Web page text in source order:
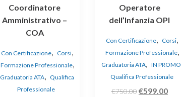
Coordinatore
Amministrativo –
COA
Con Certificazione Corsi
Formazione Professionale,
Graduatoria ATA
Qualifica
Professionale
Operatore
dell’Infanzia OPI
Con Certificazione Corsi
Formazione Professionale,
Graduatoria ATA IN PROMO
Qualifica Professionale
€750.00Il
€599.00Il